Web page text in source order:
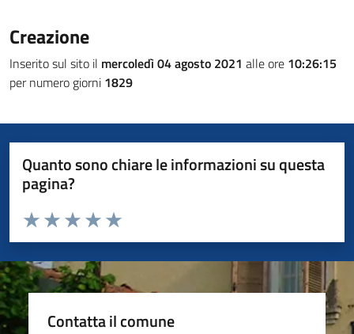
Creazione
Inserito sul sito il mercoledì 04 agosto 2021 alle ore 10:26:15
per numero giorni 1829
Quanto sono chiare le informazioni su questa
pagina?
Valuta da 1 a 5 stelle la pagina
Valuta 5 stelle su 5
Valuta 4 stelle su 5
Valuta 3 stelle su 5
Valuta 2 stelle su 5
Valuta 1 stelle su 5
Contatta il comune